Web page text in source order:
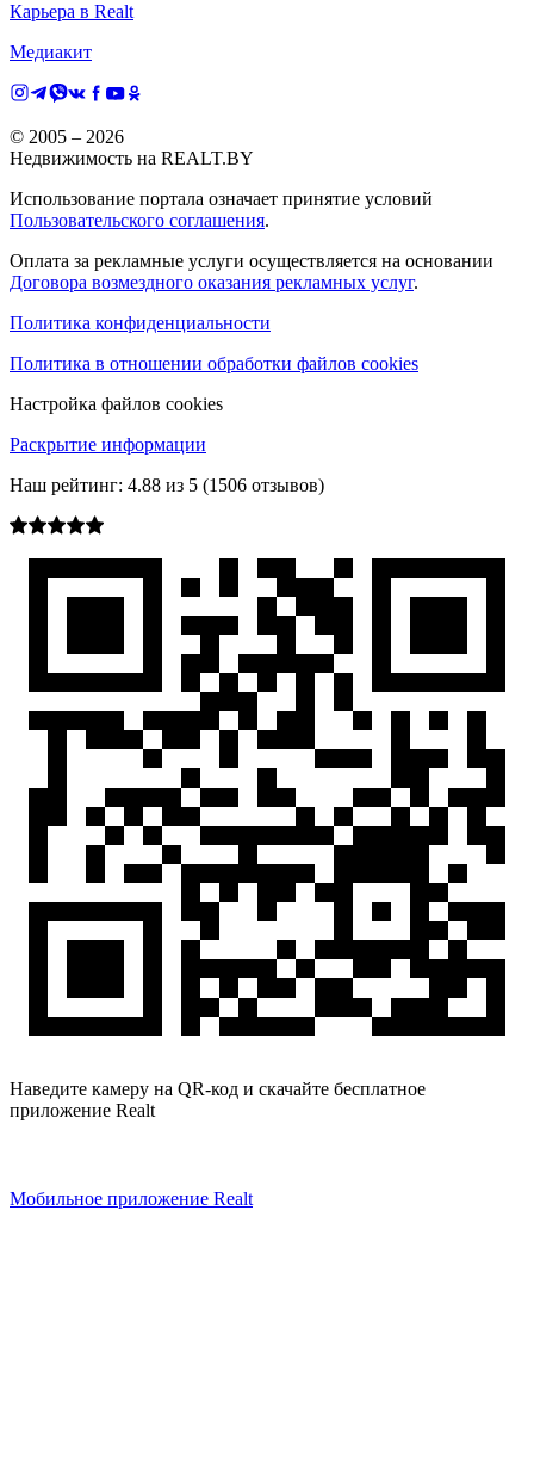
Карьера в Realt
Медиакит
© 2005 – 2026
Недвижимость на REALT.BY
Использование портала означает принятие условий
Пользовательского соглашения.
Оплата за рекламные услуги осуществляется на основании
Договора возмездного оказания рекламных услуг.
Политика конфиденциальности
Политика в отношении обработки файлов cookies
Настройка файлов cookies
Раскрытие информации
Наш рейтинг: 4.88 из 5 (1506 отзывов)
Наведите камеру на QR-код и скачайте бесплатное
приложение Realt
Мобильное приложение Realt